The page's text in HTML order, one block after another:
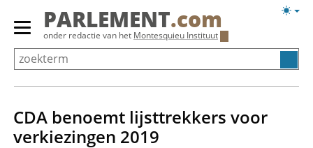
Overslaan
Primair
menu
tonen/verbergen
PARLEMENT.com
onder redactie van het Montesquieu Instituut
CDA benoemt lijsttrekkers voor
verkiezingen 2019